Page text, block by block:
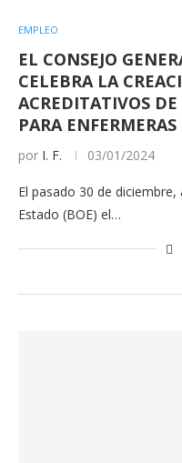
EMPLEO
EL CONSEJO
CELEBRA LA
ACREDITATIVOS
PARA ENFERMERAS
por I. F. 03/01/2024
El pasado 30 de
Estado (BOE) el…